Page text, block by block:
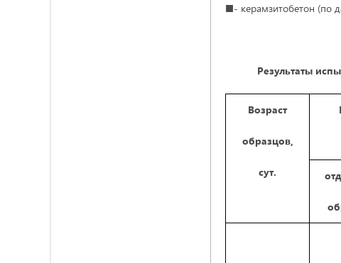
■- керамзитобетон (по
Результаты
Возраст
образцов,
сут.